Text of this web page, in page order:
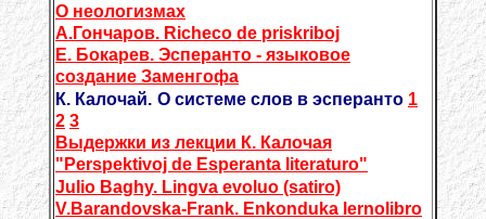
О неологизмах
A.Гончаров. Richeco de priskriboj
Е. Бокарев. Эсперанто - языковое
создание Заменгофа
К. Калочай. О системе слов в эсперанто 1
2 3
Выдержки из лекции К. Калочая
"Perspektivoj de Esperanta literaturo"
Julio Baghy. Lingva evoluo (satiro)
V.Barandovska-Frank. Enkonduka lernolibro